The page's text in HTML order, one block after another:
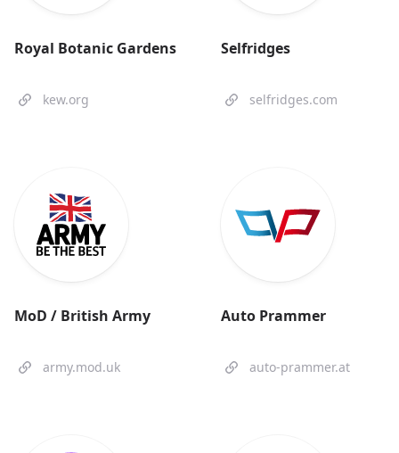
Royal Botanic Gardens
kew.org
Selfridges
selfridges.com
MoD / British Army
army.mod.uk
Auto Prammer
auto-prammer.at